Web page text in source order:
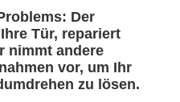
Der
Tür, repariert
nimmt andere
vor, um Ihr
zu lösen.